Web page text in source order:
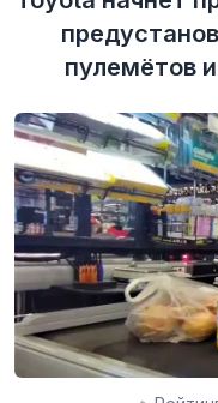
пулемётов